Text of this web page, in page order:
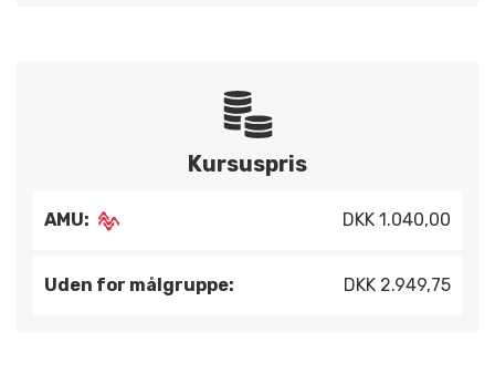
Kursuspris
AMU: DKK 1.040,00
Uden for målgruppe: DKK 2.949,75